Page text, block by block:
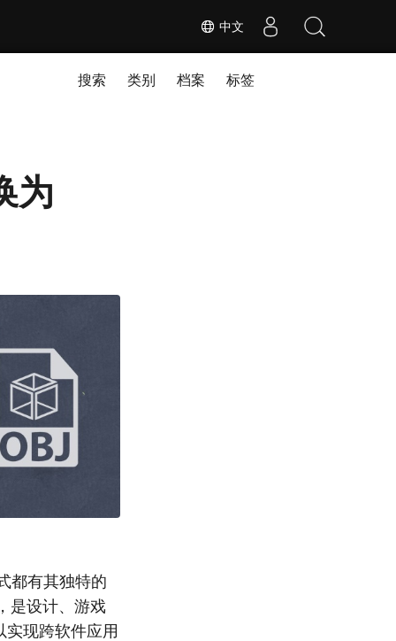
中文
搜索 类别 档案 标签
为
都有其独特的
是设计、游戏
现跨软件应用